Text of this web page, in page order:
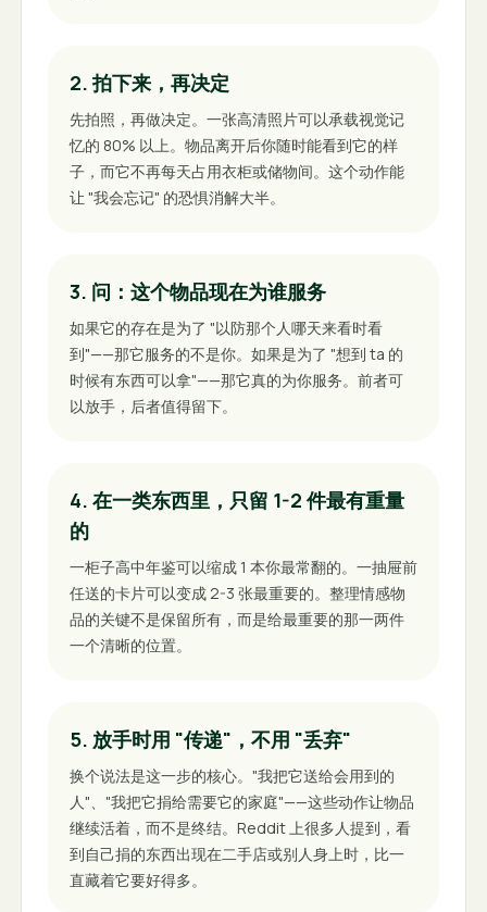
2. 拍下来，再决定
先拍照，再做决定。一张高清照片可以承载视觉记
忆的 80% 以上。物品离开后你随时能看到它的样
子，而它不再每天占用衣柜或储物间。这个动作能
让 "我会忘记" 的恐惧消解大半。
3. 问：这个物品现在为谁服务
如果它的存在是为了 "以防那个人哪天来看时看
到"——那它服务的不是你。如果是为了 "想到 ta 的
时候有东西可以拿"——那它真的为你服务。前者可
以放手，后者值得留下。
4. 在一类东西里，只留 1-2 件最有重量
的
一柜子高中年鉴可以缩成 1 本你最常翻的。一抽屉前
任送的卡片可以变成 2-3 张最重要的。整理情感物
品的关键不是保留所有，而是给最重要的那一两件
一个清晰的位置。
5. 放手时用 "传递"，不用 "丢弃"
换个说法是这一步的核心。"我把它送给会用到的
人"、"我把它捐给需要它的家庭"——这些动作让物品
继续活着，而不是终结。Reddit 上很多人提到，看
到自己捐的东西出现在二手店或别人身上时，比一
直藏着它要好得多。